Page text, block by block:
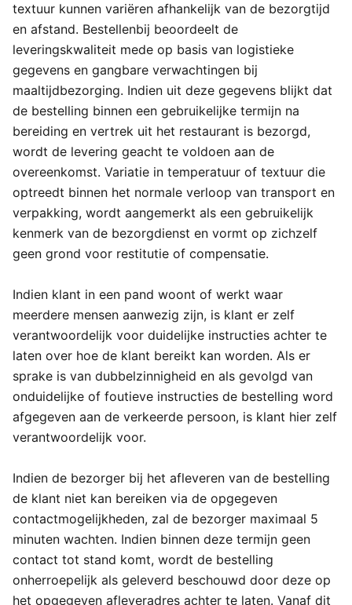
textuur kunnen variëren afhankelijk van de bezorgtijd
en afstand. Bestellenbij beoordeelt de
leveringskwaliteit mede op basis van logistieke
gegevens en gangbare verwachtingen bij
maaltijdbezorging. Indien uit deze gegevens blijkt dat
de bestelling binnen een gebruikelijke termijn na
bereiding en vertrek uit het restaurant is bezorgd,
wordt de levering geacht te voldoen aan de
overeenkomst. Variatie in temperatuur of textuur die
optreedt binnen het normale verloop van transport en
verpakking, wordt aangemerkt als een gebruikelijk
kenmerk van de bezorgdienst en vormt op zichzelf
geen grond voor restitutie of compensatie.
Indien klant in een pand woont of werkt waar
meerdere mensen aanwezig zijn, is klant er zelf
verantwoordelijk voor duidelijke instructies achter te
laten over hoe de klant bereikt kan worden. Als er
sprake is van dubbelzinnigheid en als gevolgd van
onduidelijke of foutieve instructies de bestelling word
afgegeven aan de verkeerde persoon, is klant hier zelf
verantwoordelijk voor.
Indien de bezorger bij het afleveren van de bestelling
de klant niet kan bereiken via de opgegeven
contactmogelijkheden, zal de bezorger maximaal 5
minuten wachten. Indien binnen deze termijn geen
contact tot stand komt, wordt de bestelling
onherroepelijk als geleverd beschouwd door deze op
het opgegeven afleveradres achter te laten. Vanaf dit